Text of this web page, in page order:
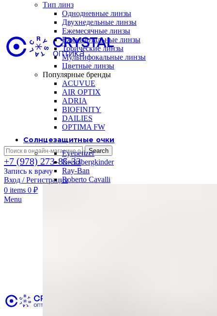
Search
+7 (978) 273-85-33
Запись к врачу
Вход / Регистрация
0 items 0 ₽
Menu
Тип линз
Однодневные линзы
Двухнедельные линзы
Ежемесячные линзы
Ежеквартальные линзы
Торические линзы
Мультифокальные линзы
Цветные линзы
Популярные бренды
ACUVUE
AIR OPTIX
ADRIA
BIOFINITY
DAILIES
OPTIMA FW
Солнцезащитные очки
Eyepetizer
Kreuzbergkinder
Ray-Ban
Roberto Cavalli